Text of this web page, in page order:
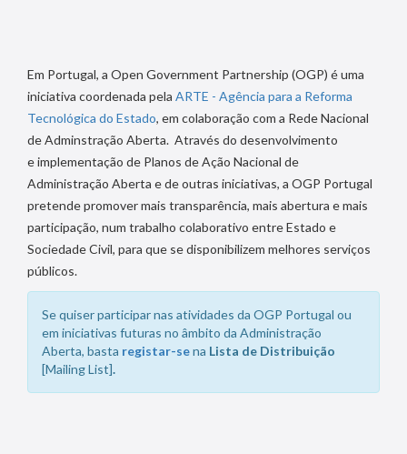
Em Portugal, a Open Government Partnership (OGP) é uma
iniciativa coordenada pela ARTE - Agência para a Reforma
Tecnológica do Estado, em colaboração com a Rede Nacional
de Adminstração Aberta. Através do desenvolvimento
e implementação de Planos de Ação Nacional de
Administração Aberta e de outras iniciativas, a OGP Portugal
pretende promover mais transparência, mais abertura e mais
participação, num trabalho colaborativo entre Estado e
Sociedade Civil, para que se disponibilizem melhores serviços
públicos.
Se quiser participar nas atividades da OGP Portugal ou
em iniciativas futuras no âmbito da Administração
Aberta, basta registar-sena Lista de Distribuição
[Mailing List].